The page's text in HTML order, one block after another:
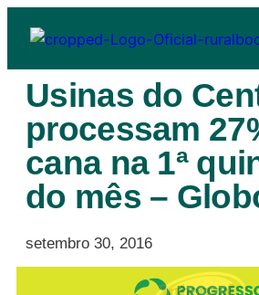
Usinas do
processam
cana na 1ª
do mês –
setembro 30, 2016